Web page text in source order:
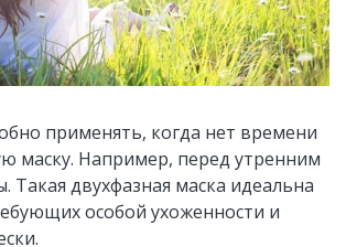
применять, когда нет времени
маску. Например, перед утренним
Такая двухфазная маска идеальна
особой ухоженности и